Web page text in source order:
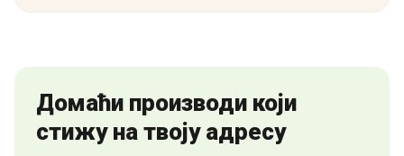
Домаћи производи који
стижу на твоју адресу